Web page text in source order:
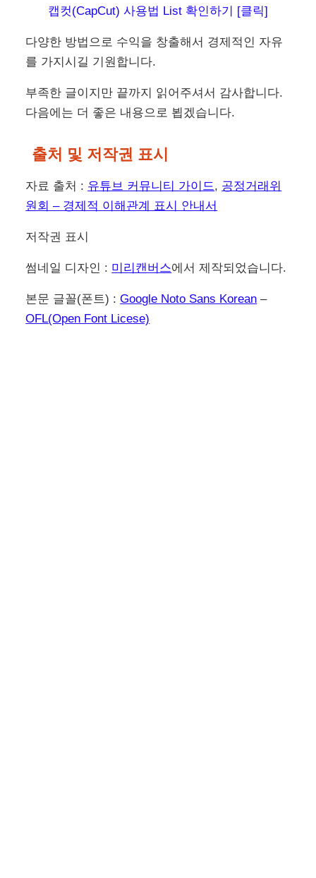
캡컷(CapCut) 사용법 List 확인하기 [클릭]
다양한 방법으로 수익을 창출해서 경제적인 자유
를 가지시길 기원합니다.
부족한 글이지만 끝까지 읽어주셔서 감사합니다.
다음에는 더 좋은 내용으로 뵙겠습니다.
출처 및 저작권 표시
자료 출처 : 유튜브 커뮤니티 가이드, 공정거래위
원회 – 경제적 이해관계 표시 안내서
저작권 표시
썸네일 디자인 : 미리캔버스에서 제작되었습니다.
본문 글꼴(폰트) :Google Noto Sans Korean –
OFL(Open Font Licese)